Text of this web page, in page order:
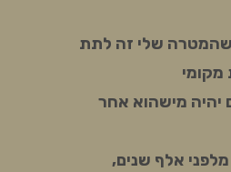
שלי זה לתת
יהיה מישהוא אחר
אלף שנים,